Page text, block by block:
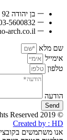
בן יהודה 92 , תל אביב 63435
5600832
arch.co.il
שם מלא
אימייל
טלפון
הודעה
Send
© 2019 Toledano Architects All Rights Reserved
Created by : HD